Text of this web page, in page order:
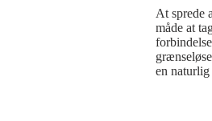
At sprede
måde at
en